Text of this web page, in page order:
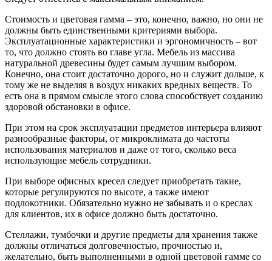
Стоимость и цветовая гамма – это, конечно, важно, но они не
должны быть единственными критериями выбора.
Эксплуатационные характеристики и эргономичность – вот
то, что должно стоять во главе угла. Мебель из массива
натуральной древесины будет самым лучшим выбором.
Конечно, она стоит достаточно дорого, но и служит дольше, к
тому же не выделяя в воздух никаких вредных веществ. То
есть она в прямом смысле этого слова способствует созданию
здоровой обстановки в офисе.
При этом на срок эксплуатации предметов интерьера влияют
разнообразные факторы, от микроклимата до частоты
использования материалов и даже от того, сколько веса
использующие мебель сотрудники.
При выборе офисных кресел следует приобретать такие,
которые регулируются по высоте, а также имеют
подлокотники. Обязательно нужно не забывать и о креслах
для клиентов, их в офисе должно быть достаточно.
Стеллажи, тумбочки и другие предметы для хранения также
должны отличаться долговечностью, прочностью и,
желательно, быть выполненными в одной цветовой гамме со